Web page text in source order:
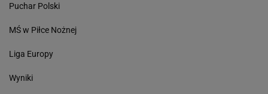
Puchar Polski
MŚ w Piłce Nożnej
Liga Europy
Wyniki